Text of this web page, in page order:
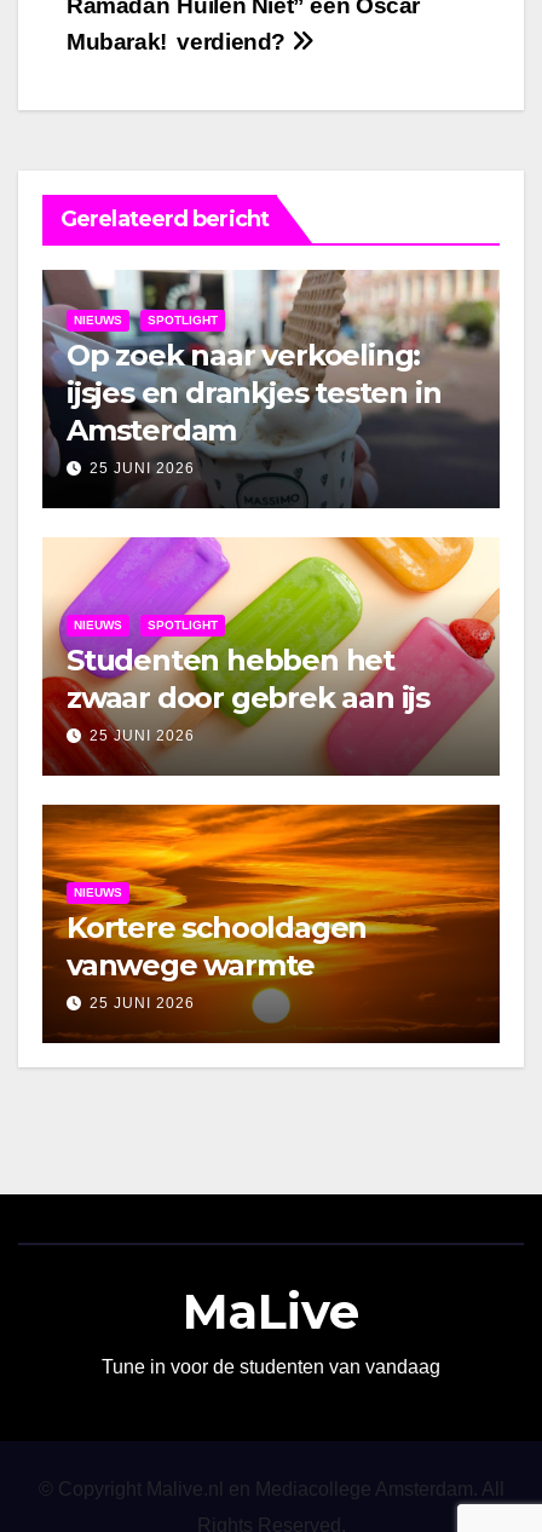
navigatie
verdiend?
Mubarak!
Gerelateerd bericht
NIEUWS SPOTLIGHT
Op zoek naar verkoeling:
ijsjes en drankjes testen in
Amsterdam
25 JUNI 2026
NIEUWS SPOTLIGHT
Studenten hebben het
zwaar door gebrek aan ijs
25 JUNI 2026
NIEUWS
Kortere schooldagen
vanwege warmte
25 JUNI 2026
MaLive
Tune in voor de studenten van vandaag
© Copyright Malive.nl en Mediacollege Amsterdam. All
Rights Reserved.